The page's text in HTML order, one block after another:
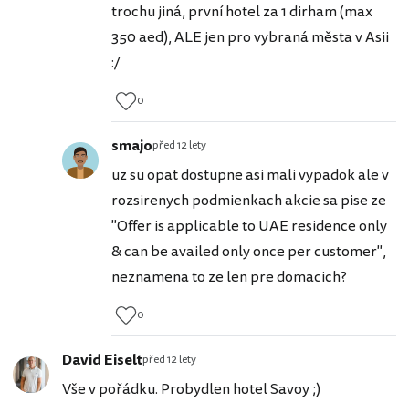
trochu jiná, první hotel za 1 dirham (max
350 aed), ALE jen pro vybraná města v Asii
:/
0
smajopřed 12 lety
uz su opat dostupne asi mali vypadok ale v
rozsirenych podmienkach akcie sa pise ze
"Offer is applicable to UAE residence only
& can be availed only once per customer",
neznamena to ze len pre domacich?
0
David Eiseltpřed 12 lety
Vše v pořádku. Probydlen hotel Savoy ;)